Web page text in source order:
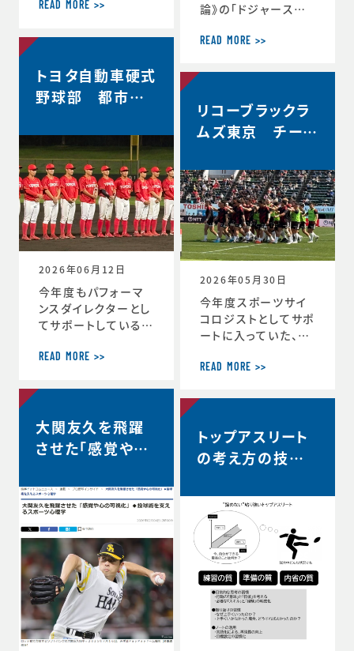
＜12月30日 2回戦
G＞ 振り返りミーテ
る。これまで蓄積した
ものタフなゲームで
やってみる。主観的な
う整理するか。翌日の
練習から次のステー
ジの自分と向かい合
おう。 ≪12月31日≫
桐蔭学園ラグビーフ
ァミリー。昨年の3年
生が花園初戦に駆け
つけてくれました。 あ
READ MORE >>
論》の「ドジャース大
MVP その意義は」内
意義 “最高の自分”を
今シーズン大谷選手
の活躍が示唆したこ
と」のコーナーで、ス
からの分析が放送さ
れました。◆放送内容
はこちら↓https://
www.nhk.jp/p/ts/
4V23PRP3YR/epis
ode/te/QNX8MVR
GJW
READ MORE >>
トヨタ自動車硬式
野球部 都市対
場決定
2026年06月12日
今年度もパフォーマ
ンスダイレクターとし
てサポートしているト
部が、都市対抗野球
選で第2代表戦で勝
が決定しました。 ◆
第97回都市対抗野球
大会 本大会出場決定
動車硬式野球部HPよ
り） https://redcr
uisers.toyotatim
es-sports.toyot
a/news/team_ne
ws-1505
READ MORE >>
リコーブラックラ
ムズ東京 チーム
2026年05月30日
今年度スポーツサイ
コロジストとしてサポ
ートに入っていた、リ
京は最終順位5位と
以降、チーム史上最
◆リーグワン2025-2
6 ディビジョン1 最終
順位5位のお知らせ
ズ公式HP） http
s://blackrams-to
kyo.com/news/in
formation/2025-2
026/20260525a.h
tml
READ MORE >>
大関友久を飛躍
させた「感覚や心
術を支えるスポー
ツ心理学【時事ド
ットコムニュー
ス】
トップアスリート
の考え方の技術
中、諦めずに粘り
強い選手は何を
考えているの
か？…